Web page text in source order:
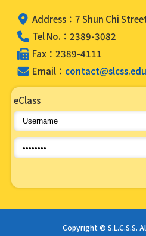
Address：7 Shun Chi
Tel No.：2389-3082
Fax：2389-4111
Email：
eClass
Copyright © S.L.C.S.S.